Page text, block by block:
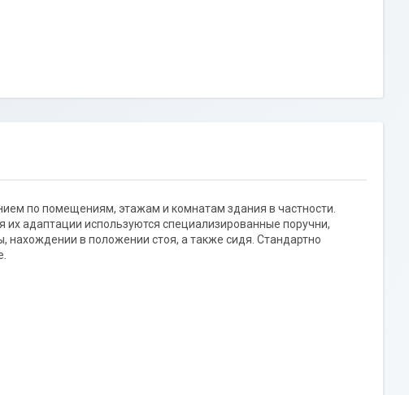
по помещениям, этажам и комнатам здания в частности.
адаптации используются специализированные поручни,
в положении стоя, а также сидя. Стандартно